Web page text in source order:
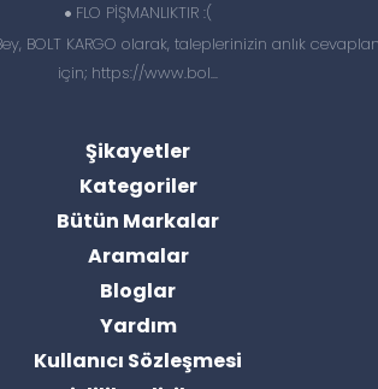
FLO PİŞMANLIKTIR :(
BOLT KARGO olarak, taleplerinizin anlık
için; https://www.bol...
Şikayetler
Kategoriler
Bütün Markalar
Aramalar
Bloglar
Yardım
Kullanıcı Sözleşmesi